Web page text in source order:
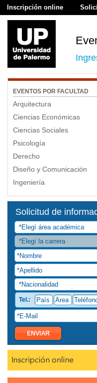
Inscripción online
EVENTOS POR FACULTAD
Arquitectura
Ciencias Económicas
Ciencias Sociales
Psicología
Derecho
Diseño y Comunicación
Ingeniería
Solicitud de
Tel.: